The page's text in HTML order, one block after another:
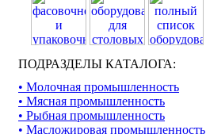
ПОДРАЗДЕЛЫ КАТАЛОГА:
• Молочная промышленность
• Мясная промышленность
• Рыбная промышленность
• Масложировая промышленность